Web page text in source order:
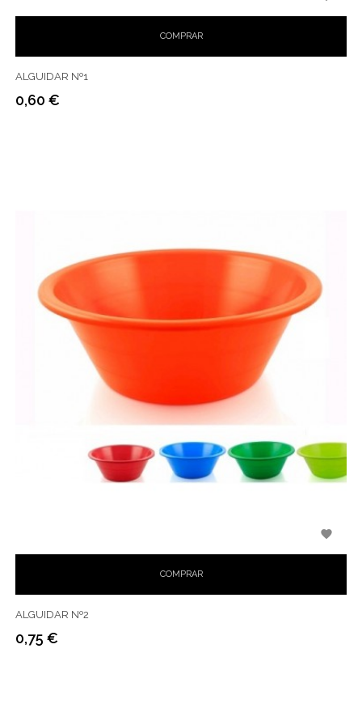
COMPRAR
ALGUIDAR Nº1
Preço
0,60 €
COMPRAR

ALGUIDAR Nº2
Preço
0,75 €